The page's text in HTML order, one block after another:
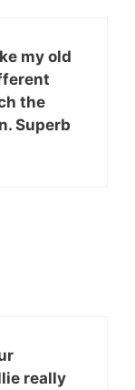
my old
the
Superb
really